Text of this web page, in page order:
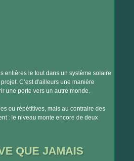
entières le tout dans un système solaire
C’est d'ailleurs une manière
une porte vers un autre monde.
ou répétitives, mais au contraire des
: le niveau monte encore de deux
QUE JAMAIS